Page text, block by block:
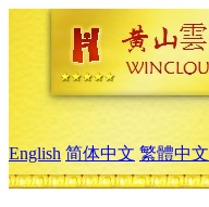
English 简体中文 繁體中文